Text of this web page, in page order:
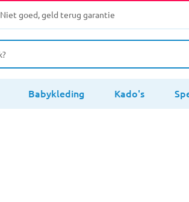
Niet goed, geld terug garantie
Babykleding Kado's